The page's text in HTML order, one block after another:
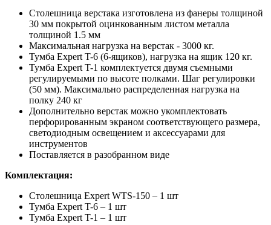
Столешница верстака изготовлена из фанеры толщиной
30 мм покрытой оцинкованным листом металла
толщиной 1.5 мм
Максимальная нагрузка на верстак - 3000 кг.
Тумба Expert T-6 (6-ящиков), нагрузка на ящик 120 кг.
Тумба Expert T-1 комплектуется двумя съемными
регулируемыми по высоте полками. Шаг регулировки
(50 мм). Максимально распределенная нагрузка на
полку 240 кг
Дополнительно верстак можно укомплектовать
перфорированным экраном соответствующего размера,
светодиодным освещением и аксессуарами для
инструментов
Поставляется в разобранном виде
Комплектация:
Столешница Expert WTS-150 – 1 шт
Тумба Expert T-6 – 1 шт
Тумба Expert T-1 – 1 шт